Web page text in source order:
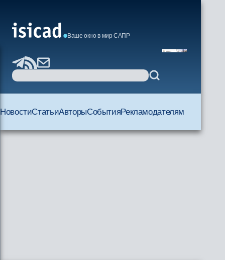
Ваше окно в мир САПР
НовостиСтатьиАвторыСобытияРекламодателям